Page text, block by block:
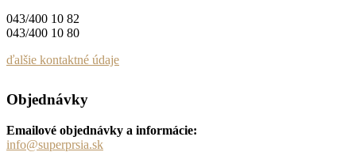
043/400 10 82
043/400 10 80
ďalšie kontaktné údaje
Objednávky
Emailové objednávky a informácie:
info@superprsia.sk